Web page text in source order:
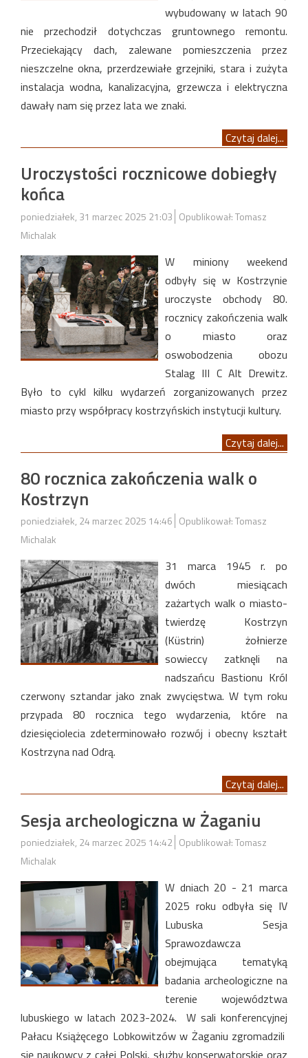
wybudowany w latach 90
nie przechodził dotychczas gruntownego remontu.
Przeciekający dach, zalewane pomieszczenia przez
nieszczelne okna, przerdzewiałe grzejniki, stara i zużyta
instalacja wodna, kanalizacyjna, grzewcza i elektryczna
dawały nam się przez lata we znaki.
Czytaj dalej...
Uroczystości rocznicowe dobiegły
końca
poniedziałek, 31 marzec 2025 21:03 Opublikował: Tomasz
Michalak
W miniony weekend
odbyły się w Kostrzynie
uroczyste obchody 80.
rocznicy zakończenia walk
o miasto oraz
oswobodzenia obozu
Stalag III C Alt Drewitz.
Było to cykl kilku wydarzeń zorganizowanych przez
miasto przy współpracy kostrzyńskich instytucji kultury.
Czytaj dalej...
80 rocznica zakończenia walk o
Kostrzyn
poniedziałek, 24 marzec 2025 14:46 Opublikował: Tomasz
Michalak
31 marca 1945 r. po
dwóch miesiącach
zażartych walk o miasto-
twierdzę Kostrzyn
(Küstrin) żołnierze
sowieccy zatknęli na
nadszańcu Bastionu Król
czerwony sztandar jako znak zwycięstwa. W tym roku
przypada 80 rocznica tego wydarzenia, które na
dziesięciolecia zdeterminowało rozwój i obecny kształt
Kostrzyna nad Odrą.
Czytaj dalej...
Sesja archeologiczna w Żaganiu
poniedziałek, 24 marzec 2025 14:42 Opublikował: Tomasz
Michalak
W dniach 20 - 21 marca
2025 roku odbyła się IV
Lubuska Sesja
Sprawozdawcza
obejmująca tematyką
badania archeologiczne na
terenie województwa
lubuskiego w latach 2023-2024. W sali konferencyjnej
Pałacu Książęcego Lobkowitzów w Żaganiu zgromadzili
się naukowcy z całej Polski, służby konserwatorskie oraz